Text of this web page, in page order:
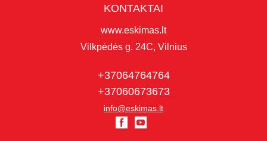
KONTAKTAI
www.eskimas.lt
Vilkpėdės g. 24C, Vilnius
+37064764764
+37060673673
info@eskimas.lt